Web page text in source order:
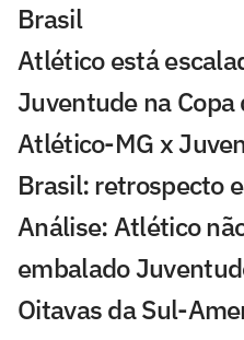
Brasil
Atlético está
Juventude na Copa
Atlético-MG x
Brasil: retrospecto
Análise: Atlético
embalado
Oitavas da Sul-